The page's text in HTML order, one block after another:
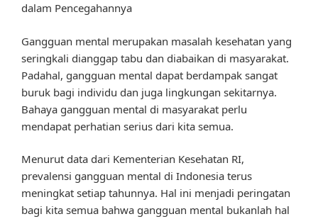
dalam Pencegahannya
Gangguan mental merupakan masalah kesehatan yang
seringkali dianggap tabu dan diabaikan di masyarakat.
Padahal, gangguan mental dapat berdampak sangat
buruk bagi individu dan juga lingkungan sekitarnya.
Bahaya gangguan mental di masyarakat perlu
mendapat perhatian serius dari kita semua.
Menurut data dari Kementerian Kesehatan RI,
prevalensi gangguan mental di Indonesia terus
meningkat setiap tahunnya. Hal ini menjadi peringatan
bagi kita semua bahwa gangguan mental bukanlah hal